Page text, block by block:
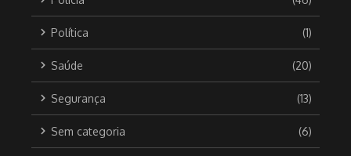
Política (1)
Saúde (20)
Segurança (13)
Sem categoria (6)